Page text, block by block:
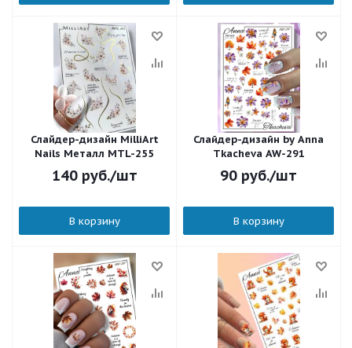
Слайдер-дизайн MilliArt
Nails Металл MTL-255
140руб./шт
В корзину
Слайдер-дизайн by Anna
Tkacheva AW-291
90 руб./шт
В корзину